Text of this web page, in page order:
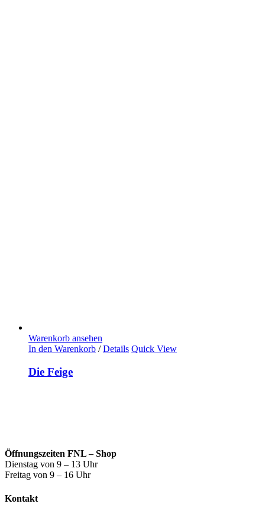
Warenkorb ansehen
In den Warenkorb / Details Quick View
Die Feige
Öffnungszeiten FNL – Shop
Dienstag von 9 – 13 Uhr
Freitag von 9 – 16 Uhr
Kontakt